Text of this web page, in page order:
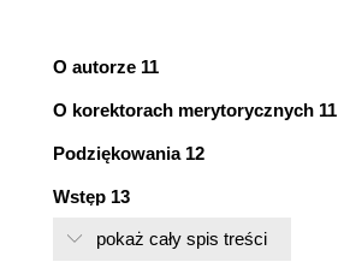
O autorze 11
O korektorach merytorycznych 11
Podziękowania 12
Wstęp 13
Co ja tutaj robię? 13
pokaż cały spis treści